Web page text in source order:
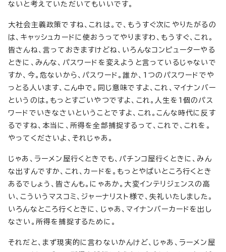
ないと考えていただいてもいいです。
大社会主義政策ですね、これは。で、もうすぐ次にやりたがるの
は、キャッシュカードに使おうってやりますわ、もうすぐ、これ。
皆さんね、言っておきますけどね、いろんなコンピューターやる
ときに、みんな、パスワードを変えようと言っているじゃないで
すか、今。危ないから、パスワード。誰か、1つのパスワードでや
っとる人います、こん中で。同じ意味ですよ、これ、マイナンバー
というのは。もっとすごいやつですよ、これ。人生を1個のパス
ワードでいきなさいということですよ、これ。こんな時代に反す
るですね、本当に、所得を全部捕捉するって、これで、これを。
やってくださいよ、それじゃあ。
じゃあ、ラーメン屋行くときでも、パチンコ屋行くときに、みん
な出すんですか、これ、カードを。もっとやばいところ行くとき
あるでしょう、皆さんも。にゃあか。大変インテリジェンスの高
い、こういうマスコミ、ジャーナリスト様で、失礼いたしました。
いろんなところ行くときに、じゃあ、マイナンバーカードを出し
なさい。所得を捕捉するために。
それだと、まず現実的に言わないかんけど、じゃあ、ラーメン屋